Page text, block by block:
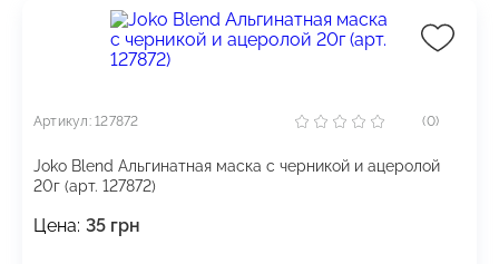
Артикул: 127872 (0)
Joko Blend Альгинатная маска с черникой и ацеролой
20г (арт. 127872)
Цена: 35 грн